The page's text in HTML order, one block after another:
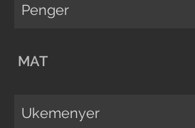
Penger
MAT
Ukemenyer